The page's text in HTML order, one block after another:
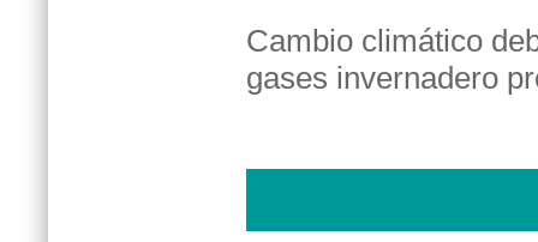
Cambio climático
gases invernadero